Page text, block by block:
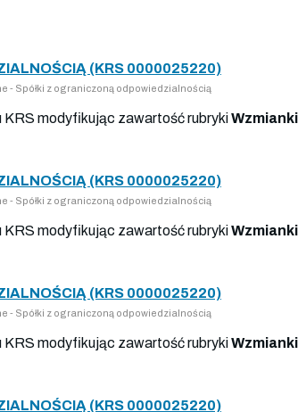
(KRS 0000025220)
- Spółki z ograniczoną odpowiedzialnością
KRS modyfikując zawartość rubryki
(KRS 0000025220)
- Spółki z ograniczoną odpowiedzialnością
KRS modyfikując zawartość rubryki
(KRS 0000025220)
- Spółki z ograniczoną odpowiedzialnością
KRS modyfikując zawartość rubryki
(KRS 0000025220)